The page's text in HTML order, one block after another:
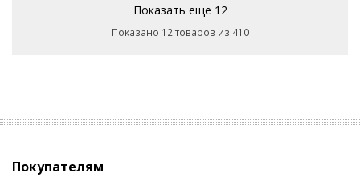
Показать еще 12
Показано 12 товаров из 410
Покупателям